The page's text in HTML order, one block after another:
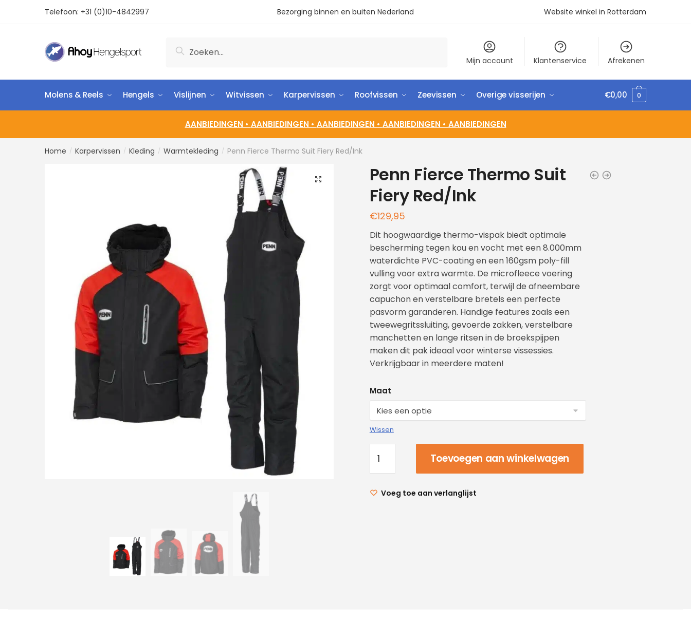
Telefoon: +31 (0)10-4842997 Bezorging binnen en buiten Nederland Website winkel in Rotterdam
Zoeken
Mijn account Klantenservice Afrekenen
Molens & Reels Hengels Vislijnen Witvissen Karpervissen Roofvissen Zeevissen Overige visserijen €0,00 0
AANBIEDINGEN • AANBIEDINGEN • AANBIEDINGEN • AANBIEDINGEN • AANBIEDINGEN
Home / Karpervissen / Kleding / Warmtekleding / Penn Fierce Thermo Suit Fiery Red/Ink
🔍
Penn Fierce Thermo Suit
Fiery Red/Ink
€129,95
Dit hoogwaardige thermo-vispak biedt optimale
bescherming tegen kou en vocht met een 8.000mm
waterdichte PVC-coating en een 160gsm poly-fill
vulling voor extra warmte. De microfleece voering
zorgt voor optimaal comfort, terwijl de afneembare
capuchon en verstelbare bretels een perfecte
pasvorm garanderen. Handige features zoals een
tweewegritssluiting, gevoerde zakken, verstelbare
manchetten en lange ritsen in de broekspijpen
maken dit pak ideaal voor winterse vissessies.
Verkrijgbaar in meerdere maten!
Maat
Wissen
Toevoegen aan winkelwagen
Voeg toe aan verlanglijst